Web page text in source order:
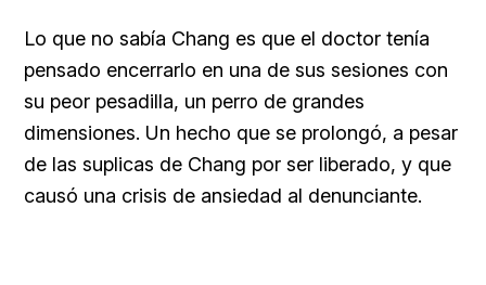
Lo que no sabía Chang es que el doctor tenía
pensado encerrarlo en una de sus sesiones con
su peor pesadilla, un perro de grandes
dimensiones. Un hecho que se prolongó, a pesar
de las suplicas de Chang por ser liberado, y que
causó una crisis de ansiedad al denunciante.